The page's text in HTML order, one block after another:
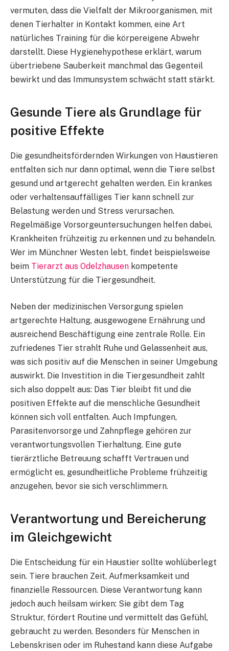
vermuten, dass die Vielfalt der Mikroorganismen, mit
denen Tierhalter in Kontakt kommen, eine Art
natürliches Training für die körpereigene Abwehr
darstellt. Diese Hygienehypothese erklärt, warum
übertriebene Sauberkeit manchmal das Gegenteil
bewirkt und das Immunsystem schwächt statt stärkt.
Gesunde Tiere als Grundlage für
positive Effekte
Die gesundheitsfördernden Wirkungen von Haustieren
entfalten sich nur dann optimal, wenn die Tiere selbst
gesund und artgerecht gehalten werden. Ein krankes
oder verhaltensauffälliges Tier kann schnell zur
Belastung werden und Stress verursachen.
Regelmäßige Vorsorgeuntersuchungen helfen dabei,
Krankheiten frühzeitig zu erkennen und zu behandeln.
Wer im Münchner Westen lebt, findet beispielsweise
beim Tierarzt aus Odelzhausen kompetente
Unterstützung für die Tiergesundheit.
Neben der medizinischen Versorgung spielen
artgerechte Haltung, ausgewogene Ernährung und
ausreichend Beschäftigung eine zentrale Rolle. Ein
zufriedenes Tier strahlt Ruhe und Gelassenheit aus,
was sich positiv auf die Menschen in seiner Umgebung
auswirkt. Die Investition in die Tiergesundheit zahlt
sich also doppelt aus: Das Tier bleibt fit und die
positiven Effekte auf die menschliche Gesundheit
können sich voll entfalten. Auch Impfungen,
Parasitenvorsorge und Zahnpflege gehören zur
verantwortungsvollen Tierhaltung. Eine gute
tierärztliche Betreuung schafft Vertrauen und
ermöglicht es, gesundheitliche Probleme frühzeitig
anzugehen, bevor sie sich verschlimmern.
Verantwortung und Bereicherung
im Gleichgewicht
Die Entscheidung für ein Haustier sollte wohlüberlegt
sein. Tiere brauchen Zeit, Aufmerksamkeit und
finanzielle Ressourcen. Diese Verantwortung kann
jedoch auch heilsam wirken: Sie gibt dem Tag
Struktur, fördert Routine und vermittelt das Gefühl,
gebraucht zu werden. Besonders für Menschen in
Lebenskrisen oder im Ruhestand kann diese Aufgabe